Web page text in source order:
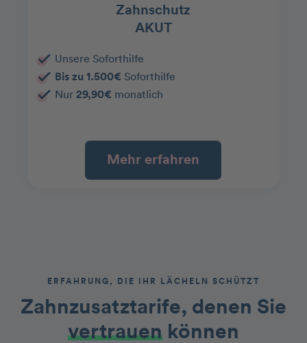
Zahnschutz
AKUT
Unsere Soforthilfe
Bis zu 1.500€Soforthilfe
Nur 29,90€monatlich
Mehr erfahren
ERFAHRUNG, DIE IHR LÄCHELN SCHÜTZT
Zahnzusatztarife, denen Sie
vertrauen können